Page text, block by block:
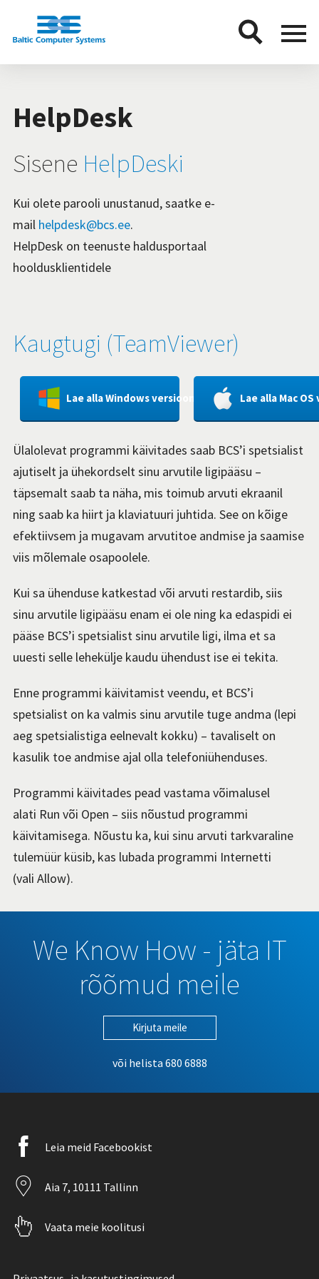
Menu
HelpDesk
Sisene HelpDeski
Kui olete parooli unustanud, saatke e-
mail helpdesk@bcs.ee.
HelpDesk on teenuste haldusportaal
hooldusklientidele
Kaugtugi (TeamViewer)
Lae alla Windows versioon Lae alla Mac
Ülalolevat programmi käivitades saab BCS’i spetsialist
ajutiselt ja ühekordselt sinu arvutile ligipääsu –
täpsemalt saab ta näha, mis toimub arvuti ekraanil
ning saab ka hiirt ja klaviatuuri juhtida. See on kõige
efektiivsem ja mugavam arvutitoe andmise ja saamise
viis mõlemale osapoolele.
Kui sa ühenduse katkestad või arvuti restardib, siis
sinu arvutile ligipääsu enam ei ole ning ka edaspidi ei
pääse BCS’i spetsialist sinu arvutile ligi, ilma et sa
uuesti selle lehekülje kaudu ühendust ise ei tekita.
Enne programmi käivitamist veendu, et BCS’i
spetsialist on ka valmis sinu arvutile tuge andma (lepi
aeg spetsialistiga eelnevalt kokku) – tavaliselt on
kasulik toe andmise ajal olla telefoniühenduses.
Programmi käivitades pead vastama võimalusel
alati Run või Open – siis nõustud programmi
käivitamisega. Nõustu ka, kui sinu arvuti tarkvaraline
tulemüür küsib, kas lubada programmi Internetti
(vali Allow).
We Know How - jäta IT
rõõmud meile
Kirjuta meile
või helista 680 6888
Facebook
icon
Leia meid Facebookist
Location
icon
Aia 7, 10111 Tallinn
Pointer
icon
Vaata meie koolitusi